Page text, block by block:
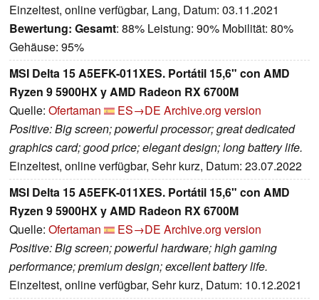
Einzeltest, online verfügbar, Lang, Datum: 03.11.2021
Bewertung: Gesamt: 88% Leistung: 90% Mobilität: 80%
Gehäuse: 95%
MSI Delta 15 A5EFK-011XES. Portátil 15,6" con AMD
Ryzen 9 5900HX y AMD Radeon RX 6700M
Quelle: Ofertaman ES→DE Archive.org version
Positive: Big screen; powerful processor; great dedicated
graphics card; good price; elegant design; long battery life.
Einzeltest, online verfügbar, Sehr kurz, Datum: 23.07.2022
MSI Delta 15 A5EFK-011XES. Portátil 15,6" con AMD
Ryzen 9 5900HX y AMD Radeon RX 6700M
Quelle: Ofertaman ES→DE Archive.org version
Positive: Big screen; powerful hardware; high gaming
performance; premium design; excellent battery life.
Einzeltest, online verfügbar, Sehr kurz, Datum: 10.12.2021